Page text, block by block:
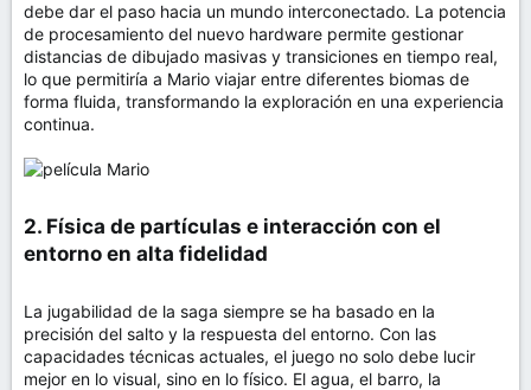
debe dar el paso hacia un mundo interconectado. La potencia
de procesamiento del nuevo hardware permite gestionar
distancias de dibujado masivas y transiciones en tiempo real,
lo que permitiría a Mario viajar entre diferentes biomas de
forma fluida, transformando la exploración en una experiencia
continua.
2. Física de partículas e interacción con el
entorno en alta fidelidad​
La jugabilidad de la saga siempre se ha basado en la
precisión del salto y la respuesta del entorno. Con las
capacidades técnicas actuales, el juego no solo debe lucir
mejor en lo visual, sino en lo físico. El agua, el barro, la